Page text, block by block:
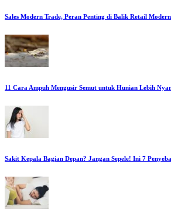
Sales Modern Trade, Peran Penting di Balik Retail Modern
11 Cara Ampuh Mengusir Semut untuk Hunian Lebih
Sakit Kepala Bagian Depan? Jangan Sepele! Ini 7